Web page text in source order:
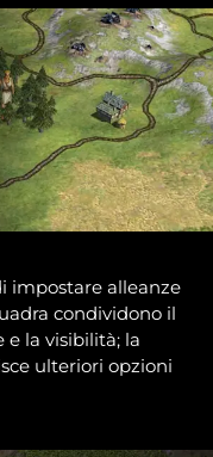
impostare alleanze
condividono il
la visibilità; la
ulteriori opzioni